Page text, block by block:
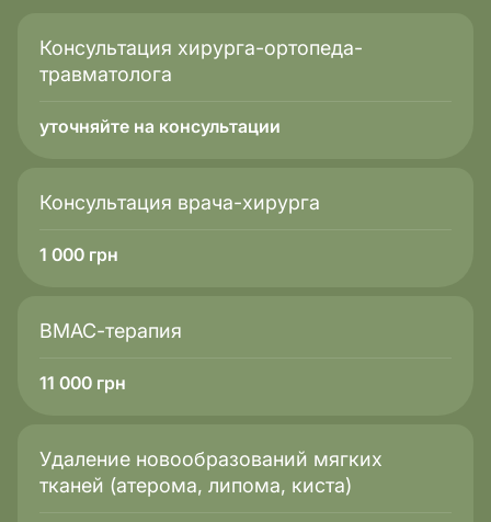
Консультация хирурга-ортопеда-
травматолога
уточняйте на консультации
Консультация врача-хирурга
1 000 грн
ВМАС-терапия
11 000 грн
Удаление новообразований мягких
тканей (атерома, липома, киста)